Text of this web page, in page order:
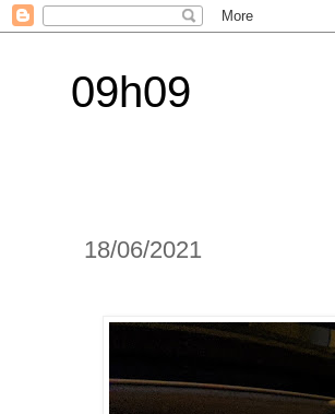
09h09
18/06/2021